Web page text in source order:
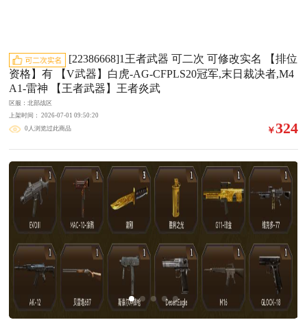
资格】有 【V武器】白虎-AG-CFPLS20冠军,末日裁决者,M4
A1-雷神 【王者武器】王者炎武
区服：北部战区
上架时间： 2026-07-01 09:50:20
0人浏览过此商品
￥324